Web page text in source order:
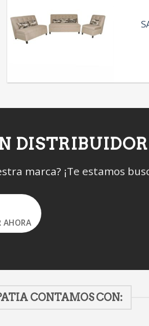
DISTRIBUIDOR
marca? ¡Te estamos
AHORA
CONTAMOS CON: